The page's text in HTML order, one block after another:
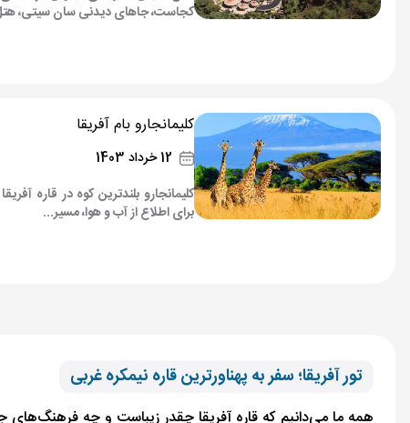
کجاست، جاهای دیدنی سان سیتی،
کلیمانجارو بام آفریقا
12 خرداد 1403
کلیمانجارو بلندترین کوه در قاره
برای اطلاع از آب و هوا، مسیر...
تور آفریقا؛ سفر به پهناورترین قاره نیمکره غربی
همه ما می‌دانیم که قاره آفریقا چقدر زیباست و چه فرهنگ‌های